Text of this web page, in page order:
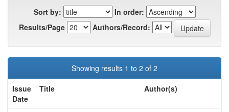
Sort by:
In order:
Results/Page
Authors/Record:
Showing results 1 to 2 of 2
Issue
Date
Title Author(s)